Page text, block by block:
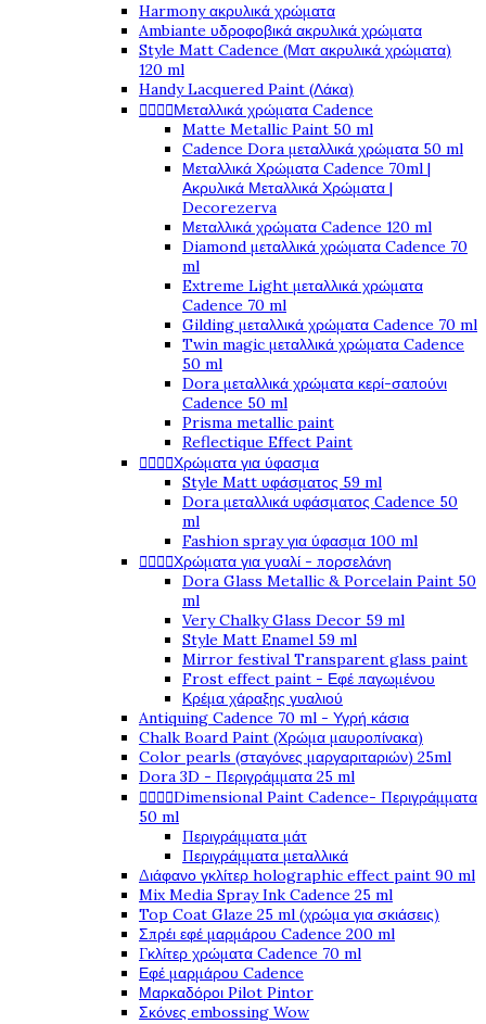
Harmony ακρυλικά χρώματα
Ambiante υδροφοβικά ακρυλικά χρώματα
Style Matt Cadence (Ματ ακρυλικά χρώματα)
120 ml
Handy Lacquered Paint (Λάκα)
Μεταλλικά χρώματα Cadence
Matte Metallic Paint 50 ml
Cadence Dora μεταλλικά χρώματα 50 ml
Μεταλλικά Χρώματα Cadence 70ml |
Ακρυλικά Μεταλλικά Χρώματα |
Decorezerva
Μεταλλικά χρώματα Cadence 120 ml
Diamond μεταλλικά χρώματα Cadence 70
ml
Extreme Light μεταλλικά χρώματα
Cadence 70 ml
Gilding μεταλλικά χρώματα Cadence 70 ml
Twin magic μεταλλικά χρώματα Cadence
50 ml
Dora μεταλλικά χρώματα κερί-σαπούνι
Cadence 50 ml
Prisma metallic paint
Reflectique Effect Paint
Χρώματα για ύφασμα
Style Matt υφάσματος 59 ml
Dora μεταλλικά υφάσματος Cadence 50
ml
Fashion spray για ύφασμα 100 ml
Χρώματα για γυαλί - πορσελάνη
Dora Glass Metallic & Porcelain Paint 50
ml
Very Chalky Glass Decor 59 ml
Style Matt Enamel 59 ml
Mirror festival Transparent glass paint
Frost effect paint - Εφέ παγωμένου
Κρέμα χάραξης γυαλιού
Antiquing Cadence 70 ml - Υγρή κάσια
Chalk Board Paint (Χρώμα μαυροπίνακα)
Color pearls (σταγόνες μαργαριταριών) 25ml
Dora 3D - Περιγράμματα 25 ml
Dimensional Paint Cadence- Περιγράμματα
50 ml
Περιγράμματα μάτ
Περιγράμματα μεταλλικά
Διάφανο γκλίτερ holographic effect paint 90 ml
Mix Media Spray Ink Cadence 25 ml
Top Coat Glaze 25 ml (χρώμα για σκιάσεις)
Σπρέι εφέ μαρμάρου Cadence 200 ml
Γκλίτερ χρώματα Cadence 70 ml
Εφέ μαρμάρου Cadence
Μαρκαδόροι Pilot Pintor
Σκόνες embossing Wow